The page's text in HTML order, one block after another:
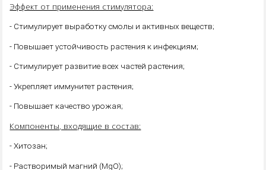
Эффект от применения стимулятора:
- Стимулирует выработку смолы и активных веществ;
- Повышает устойчивость растения к инфекциям;
- Стимулирует развитие всех частей растения;
- Укрепляет иммунитет растения;
- Повышает качество урожая;
Компоненты, входящие в состав:
- Хитозан;
- Растворимый магний (MgO);